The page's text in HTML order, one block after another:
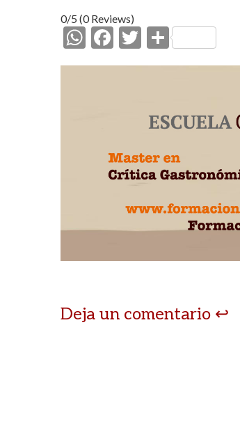
0/5 (0 Reviews)
W
h
F
ac
o
k
T
w
C
o
ar
ti
r
Deja un comentario